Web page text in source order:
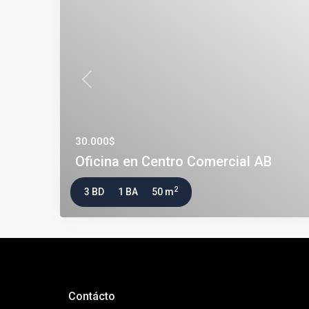
Previous
30.000$
Oficina en Centro Comercial AB
3 BD 1 BA 50 m2
Contácto